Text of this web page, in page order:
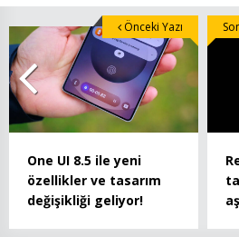
One UI 8.5 ile yeni
özellikler ve tasarım
değişikliği geliyor!
Önceki Yazı